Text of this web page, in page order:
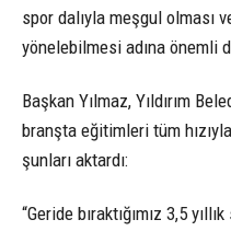
spor dalıyla meşgul olması
yönelebilmesi adına önemli
Başkan Yılmaz, Yıldırım
branşta eğitimleri tüm
şunları aktardı:
“Geride bıraktığımız 3,5